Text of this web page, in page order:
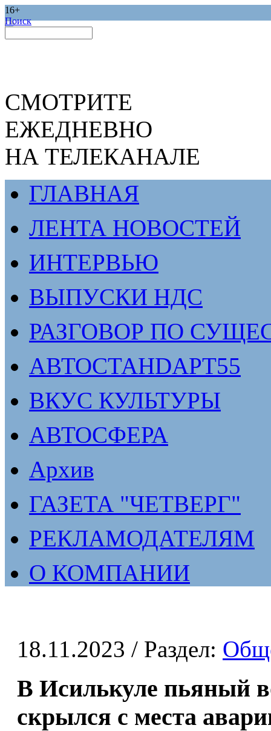
16+
Поиск
СМОТРИТЕ
ЕЖЕДНЕВНО
НА ТЕЛЕКАНАЛЕ
ГЛАВНАЯ
ЛЕНТА НОВОСТЕЙ
ИНТЕРВЬЮ
ВЫПУСКИ НДС
РАЗГОВОР ПО
АВТОСТАНDАРТ55
ВКУС КУЛЬТУРЫ
АВТОСФЕРА
Архив
ГАЗЕТА "ЧЕТВЕРГ"
РЕКЛАМОДАТЕЛЯМ
О КОМПАНИИ
18.11.2023 / Раздел:
В Исилькуле пьяный
скрылся с места